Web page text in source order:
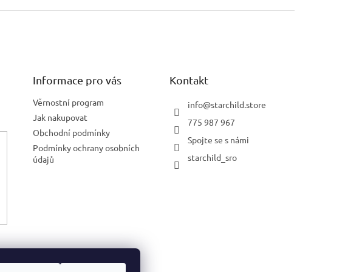
Informace pro vás
Věrnostní program
Jak nakupovat
Obchodní podmínky
Podmínky ochrany osobních
údajů
Kontakt
info@starchild.store
775 987 967
Spojte se s námi
starchild_sro